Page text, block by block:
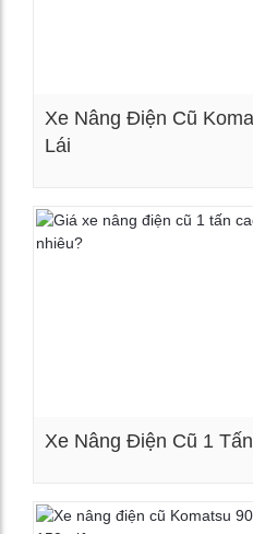
Xe Nâng Điện Cũ
Lái
Xe Nâng Điện Cũ 1